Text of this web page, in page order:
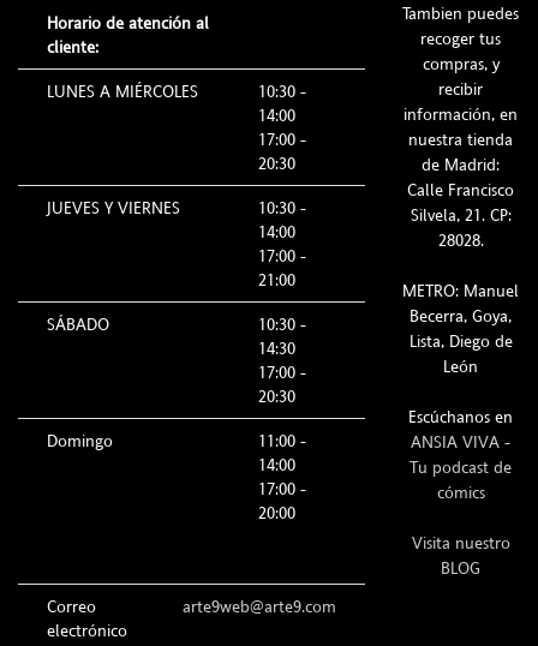
Horario de atención al
cliente:
LUNES A MIÉRCOLES
10:30 -
14:00
17:00 -
20:30
JUEVES Y VIERNES
10:30 -
14:00
17:00 -
21:00
SÁBADO
10:30 -
14:30
17:00 -
20:30
Domingo
11:00 -
14:00
17:00 -
20:00
Correo
electrónico
arte9web@arte9.com
Tambien puedes
recoger tus
compras, y
recibir
información, en
nuestra tienda
de Madrid:
Calle Francisco
Silvela, 21. CP:
28028.
METRO: Manuel
Becerra, Goya,
Lista, Diego de
León
Escúchanos en
ANSIA VIVA -
Tu podcast de
cómics
Visita nuestro
BLOG